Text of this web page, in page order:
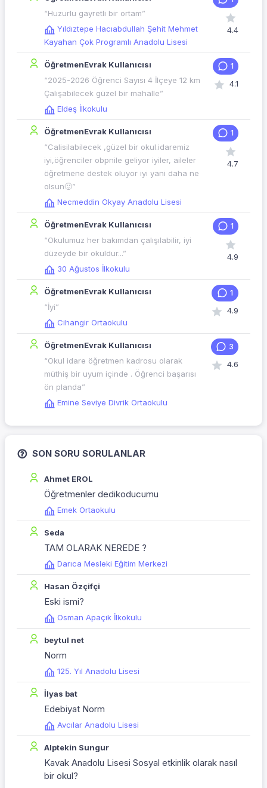
“Huzurlu gayretli bir ortam”
Yıldıztepe Hacıabdullah Şehit Mehmet
Kayahan Çok Programlı Anadolu Lisesi
4.4
ÖğretmenEvrak Kullanıcısı
“2025-2026 Öğrenci Sayısı 4 İlçeye 12 km
Çalışabilecek güzel bir mahalle”
Eldeş İlkokulu
1
4.1
ÖğretmenEvrak Kullanıcısı
“Calisilabilecek ,güzel bir okul.idaremiz
iyi,öğrenciler obpnile geliyor iyiler, aileler
öğretmene destek oluyor iyi yani daha ne
olsun🙂”
Necmeddin Okyay Anadolu Lisesi
1
4.7
ÖğretmenEvrak Kullanıcısı
“Okulumuz her bakımdan çalışılabilir, iyi
düzeyde bir okuldur...”
30 Ağustos İlkokulu
1
4.9
ÖğretmenEvrak Kullanıcısı
“İyi”
Cihangir Ortaokulu
1
4.9
ÖğretmenEvrak Kullanıcısı
“Okul idare öğretmen kadrosu olarak
müthiş bir uyum içinde . Öğrenci başarısı
ön planda”
Emine Seviye Divrik Ortaokulu
3
4.6
SON SORU SORULANLAR
Ahmet EROL
Öğretmenler dedikoducumu
Emek Ortaokulu
Seda
TAM OLARAK NEREDE ?
Darıca Mesleki Eğitim Merkezi
Hasan Özçifçi
Eski ismi?
Osman Apaçık İlkokulu
beytul net
Norm
125. Yıl Anadolu Lisesi
İlyas bat
Edebiyat Norm
Avcılar Anadolu Lisesi
Alptekin Sungur
Kavak Anadolu Lisesi Sosyal etkinlik olarak nasıl
bir okul?